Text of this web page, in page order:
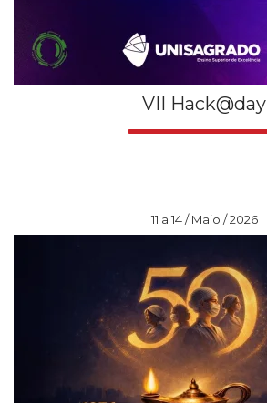
VII Hack@day
11 a 14 / Maio / 2026